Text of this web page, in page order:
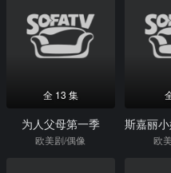
全 13 集
为人父母第一季
欧美剧/偶像 欧